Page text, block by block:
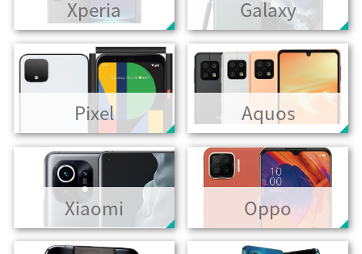
Xperia Galaxy
Pixel Aquos
Xiaomi Oppo